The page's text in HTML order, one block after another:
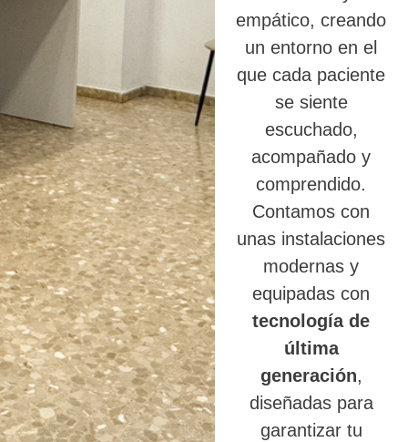
empático, creando
un entorno en el
que cada paciente
se siente
escuchado,
acompañado y
comprendido.
Contamos con
unas instalaciones
modernas y
equipadas con
tecnología de
última
generación,
diseñadas para
garantizar tu